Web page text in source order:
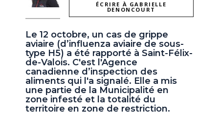
ÉCRIRE À GABRIELLE
DENONCOURT
Le 12 octobre, un cas de grippe
aviaire (d’influenza aviaire de sous-
type H5) a été rapporté à Saint-Félix-
de-Valois. C'est l'Agence
canadienne d’inspection des
aliments qui l'a signalé. Elle a mis
une partie de la Municipalité en
zone infesté et la totalité du
territoire en zone de restriction.